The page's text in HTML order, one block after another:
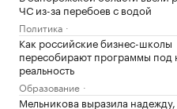
ЧС из-за перебоев с водой
Политика
Как российские бизнес-школы
пересобирают программы под
реальность
Образование
Мельникова выразила надежду,